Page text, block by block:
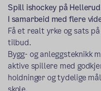
Spill ishockey på
I samarbeid med flere
Få et realt yrke og sats
tilbud.
Bygg- og anleggsteknikk
aktive spillere med
holdninger og tydelige